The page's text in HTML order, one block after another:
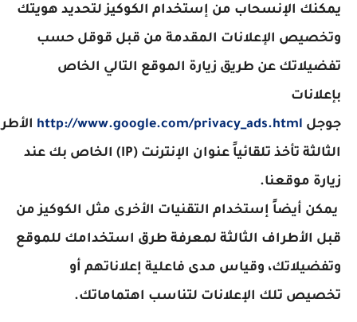
الإنسحاب من إستخدام الكوكيز لتحديد هويتك
الإعلانات المقدمة من قبل قوقل حسب
عن طريق زيارة الموقع التالي الخاص
http://www.google.com/privacy_ads.htmlالأطراف
الثالثة تأخذ تلقائياً عنوان الإنترنت (IP) الخاص بك عند
موقعنا.
أيضاً إستخدام التقنيات الأخرى مثل الكوكيز من
الأطراف الثالثة لمعرفة طرق استخدامك للموقع
وقياس مدى فاعلية إعلاناتهم أو
تلك الإعلانات لتناسب اهتماماتك.